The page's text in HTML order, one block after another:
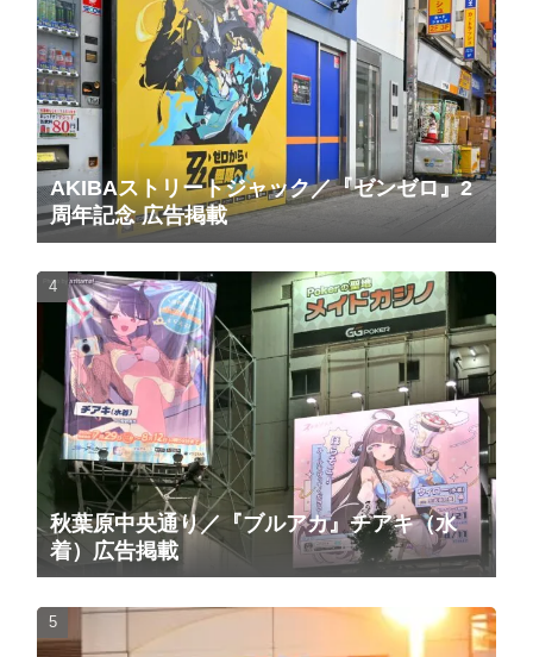
AKIBAストリートジャック／『ゼンゼロ』2
周年記念 広告掲載
秋葉原中央通り／『ブルアカ』チアキ（水
着）広告掲載